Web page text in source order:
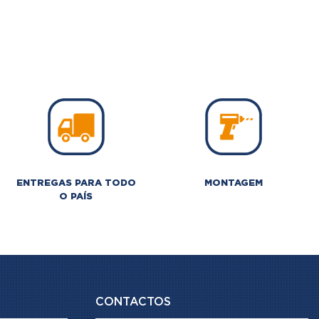
ENTREGAS PARA TODO
O PAÍS
MONTAGEM
CONTACTOS